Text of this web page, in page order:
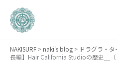
NAKISURF > naki's blog > ドラグラ・タ
長編】Hair California Studioの歴史＿（
別
ア
ー
イ